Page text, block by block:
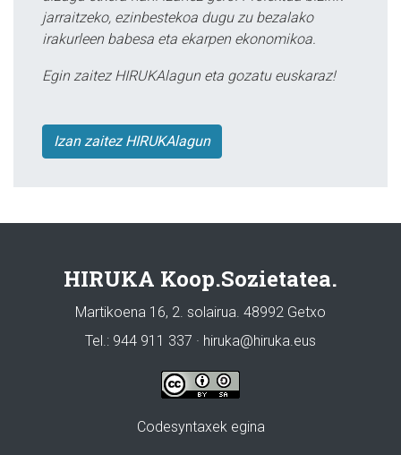
jarraitzeko, ezinbestekoa dugu zu bezalako
irakurleen babesa eta ekarpen ekonomikoa.
Egin zaitez HIRUKAlagun eta gozatu euskaraz!
Izan zaitez HIRUKAlagun
HIRUKA Koop.Sozietatea.
Martikoena 16, 2. solairua. 48992 Getxo
Tel.: 944 911 337 · hiruka@hiruka.eus
Codesyntaxek egina